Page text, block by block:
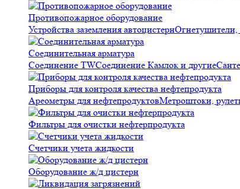
Противопожарное оборудование
Устройства заземления автоцистерн
Соединительная арматура
Соединение TWСоединение Камлок и другие
Приборы для контроля качества нефтепродукта
Ареометры для нефтепродуктовМетроштоки,
Фильтры для очистки нефтерпродукта
Счетчики учета жидкости
Оборудование ж/д цистерн